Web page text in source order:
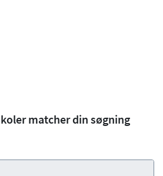
matcher din søgning